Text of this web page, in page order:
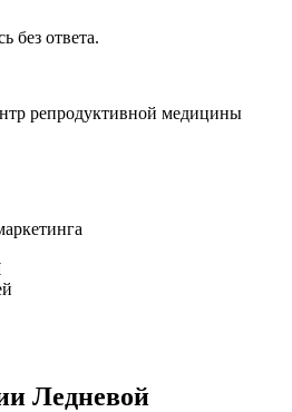
без ответа.
репродуктивной медицины
Ледневой